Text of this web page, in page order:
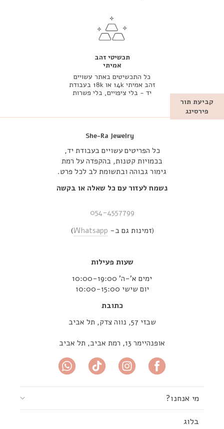
קביעת תור
פירסינג
תכשיטי זהב
אמיתי
כל התכשיטים באתר עשויים
זהב אמיתי 14k או 18k בעבודת
יד - בלי ציפויים, בלי פשרות
She-Ra Jewelry
כל הפריטים עשויים בעבודת יד,
בכמויות קטנות, בהקפדה על רמת
גימור גבוהה ובתשומת לב לכל פרט.
נשמח לעזור עם כל שאלה או בקשה
054-4557799
(זמינות גם ב- Whatsapp
)
שעות פעילות
ימים א’-ה’ 10:00-19:00
יום שישי 10:00-15:00
כתובת
שבזי 57, נווה צדק, תל אביב
אופנהיימר 13, רמת אביב, תל אביב
מי אנחנו?
בלוג